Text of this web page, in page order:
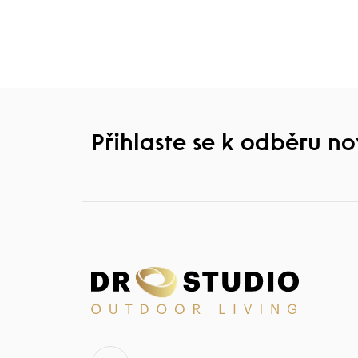
Přihlaste se k odběru